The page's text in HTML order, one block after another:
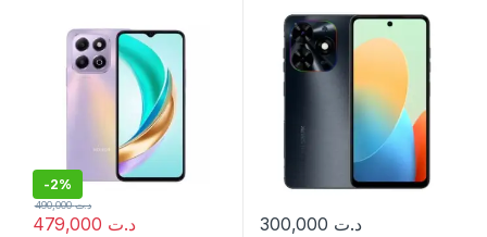
-2%
د.ت
د.ت490,000
د.ت